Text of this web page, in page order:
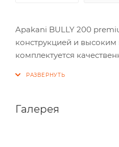
Apakani BULLY 200
конструкцией и
комплектуется
Галерея